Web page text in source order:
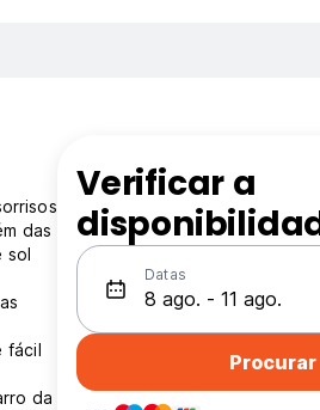
das
sol
fácil
da
Verificar a
Datas
Procurar